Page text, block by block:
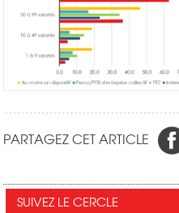
PARTAGEZ CET ARTICLE
SUIVEZ LE CERCLE